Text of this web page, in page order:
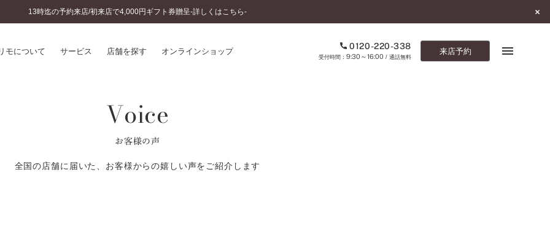
13時迄の予約来店/初来店で4,000円ギフト券贈呈-詳しくはこちら-
モについて サービス 店舗を探す オンラインショップ 0120-220-338
9:30～16:00/ 通話無料
来店予約
のこだわり
婚約指輪とは
結婚指輪とは
セットリングとは
Voice
お客様の声
全国の店舗に届いた、お客様からの嬉しい声をご紹介します